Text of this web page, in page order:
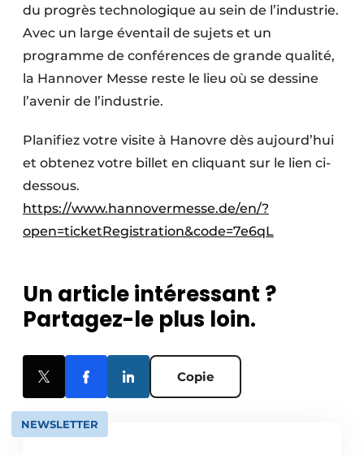
du progrès technologique au sein de l’industrie.
Avec un large éventail de sujets et un
programme de conférences de grande qualité,
la Hannover Messe reste le lieu où se dessine
l’avenir de l’industrie.
Planifiez votre visite à Hanovre dès aujourd’hui
et obtenez votre billet en cliquant sur le lien ci-
dessous.
https://www.hannovermesse.de/en/?
open=ticketRegistration&code=7e6qL
Un article intéressant ?
Partagez-le plus loin.
Copie
NEWSLETTER